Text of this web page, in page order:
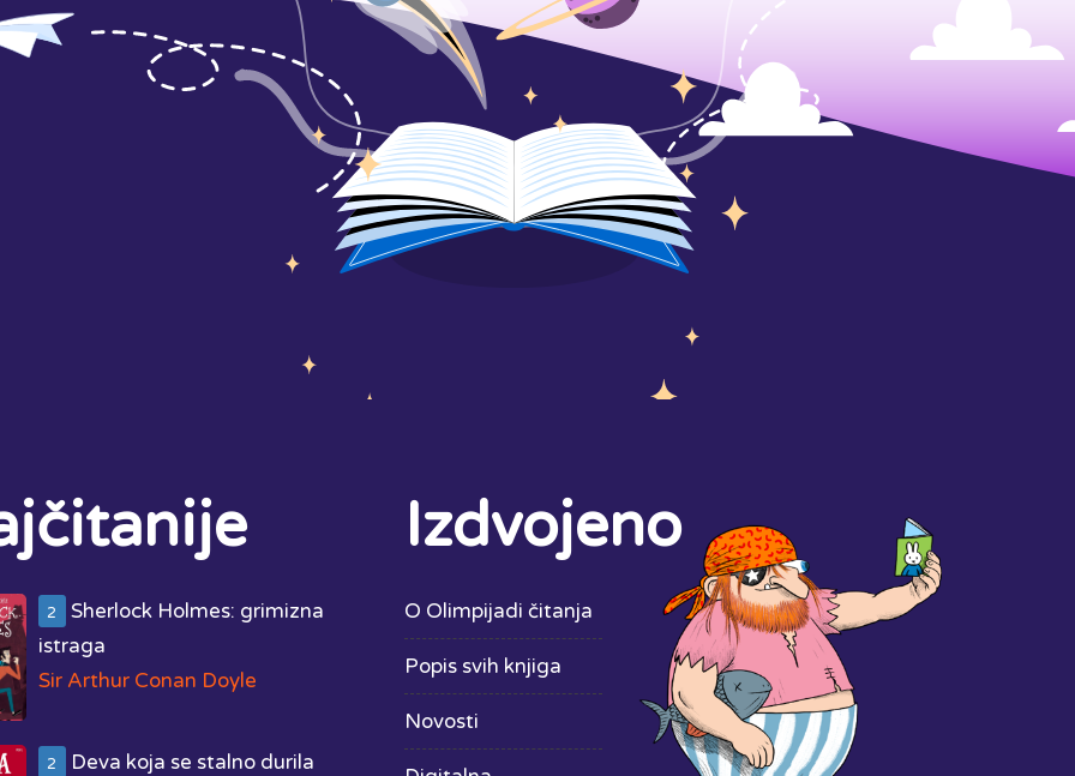
2
Sherlock Holmes: grimizna
istraga
Sir Arthur Conan Doyle
2 Deva koja se stalno durila
Izdvojeno
O Olimpijadi čitanja
Popis svih knjiga
Novosti